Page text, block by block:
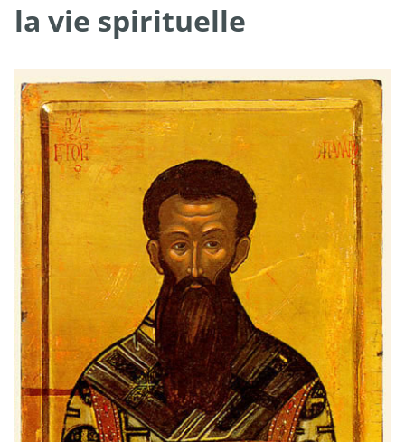
la vie spirituelle